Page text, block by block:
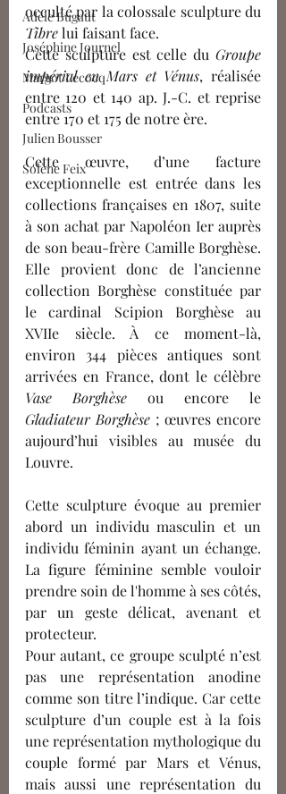
Adèle Bugaut
Joséphine Journel
Margot Lecocq
Podcasts
Julien Bousser
Solène Feix
Tibre lui faisant face.
Cette sculpture est celle du Groupe
impérial en Mars et Vénus, réalisée
entre 120 et 140 ap. J.-C. et reprise
entre 170 et 175 de notre ère.
Cette œuvre, d’une facture
exceptionnelle est entrée dans les
collections françaises en 1807, suite
à son achat par Napoléon Ier auprès
de son beau-frère Camille Borghèse.
Elle provient donc de l’ancienne
collection Borghèse constituée par
le cardinal Scipion Borghèse au
XVIIe siècle. À ce moment-là,
environ 344 pièces antiques sont
Vase Borghèse
Gladiateur Borghèse ; œuvres encore
aujourd’hui visibles au musée du
Louvre.
Cette sculpture évoque au premier
abord un individu masculin et un
individu féminin ayant un échange.
La figure féminine semble vouloir
prendre soin de l'homme à ses côtés,
par un geste délicat, avenant et
protecteur.
Pour autant, ce groupe sculpté n’est
pas une représentation anodine
comme son titre l’indique. Car cette
sculpture d’un couple est à la fois
une représentation mythologique du
couple formé par Mars et Vénus,
mais aussi une représentation du